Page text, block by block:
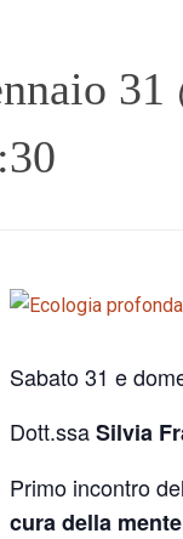
31
Sabato 31 e
Dott.ssaSilvia
Primo incontro
cura della